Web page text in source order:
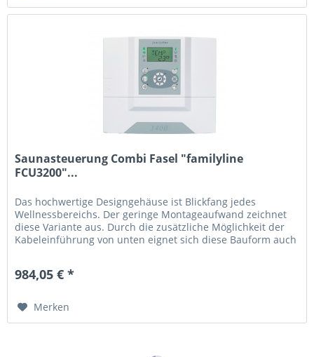
Saunasteuerung Combi Fasel "familyline
FCU3200"...
Das hochwertige Designgehäuse ist Blickfang jedes
Wellnessbereichs. Der geringe Montageaufwand zeichnet
diese Variante aus. Durch die zusätzliche Möglichkeit der
Kabeleinführung von unten eignet sich diese Bauform auch
984,05 € *
Merken